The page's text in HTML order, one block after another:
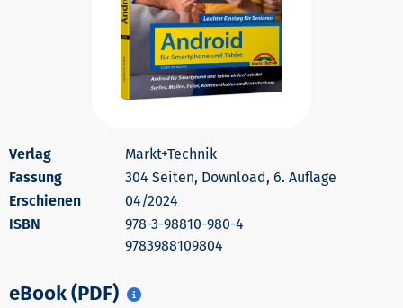
Markt+Technik
304 Seiten, Download, 6. Auflage
Erschienen
04/2024
978-3-98810-980-4
9783988109804
eBook (PDF)